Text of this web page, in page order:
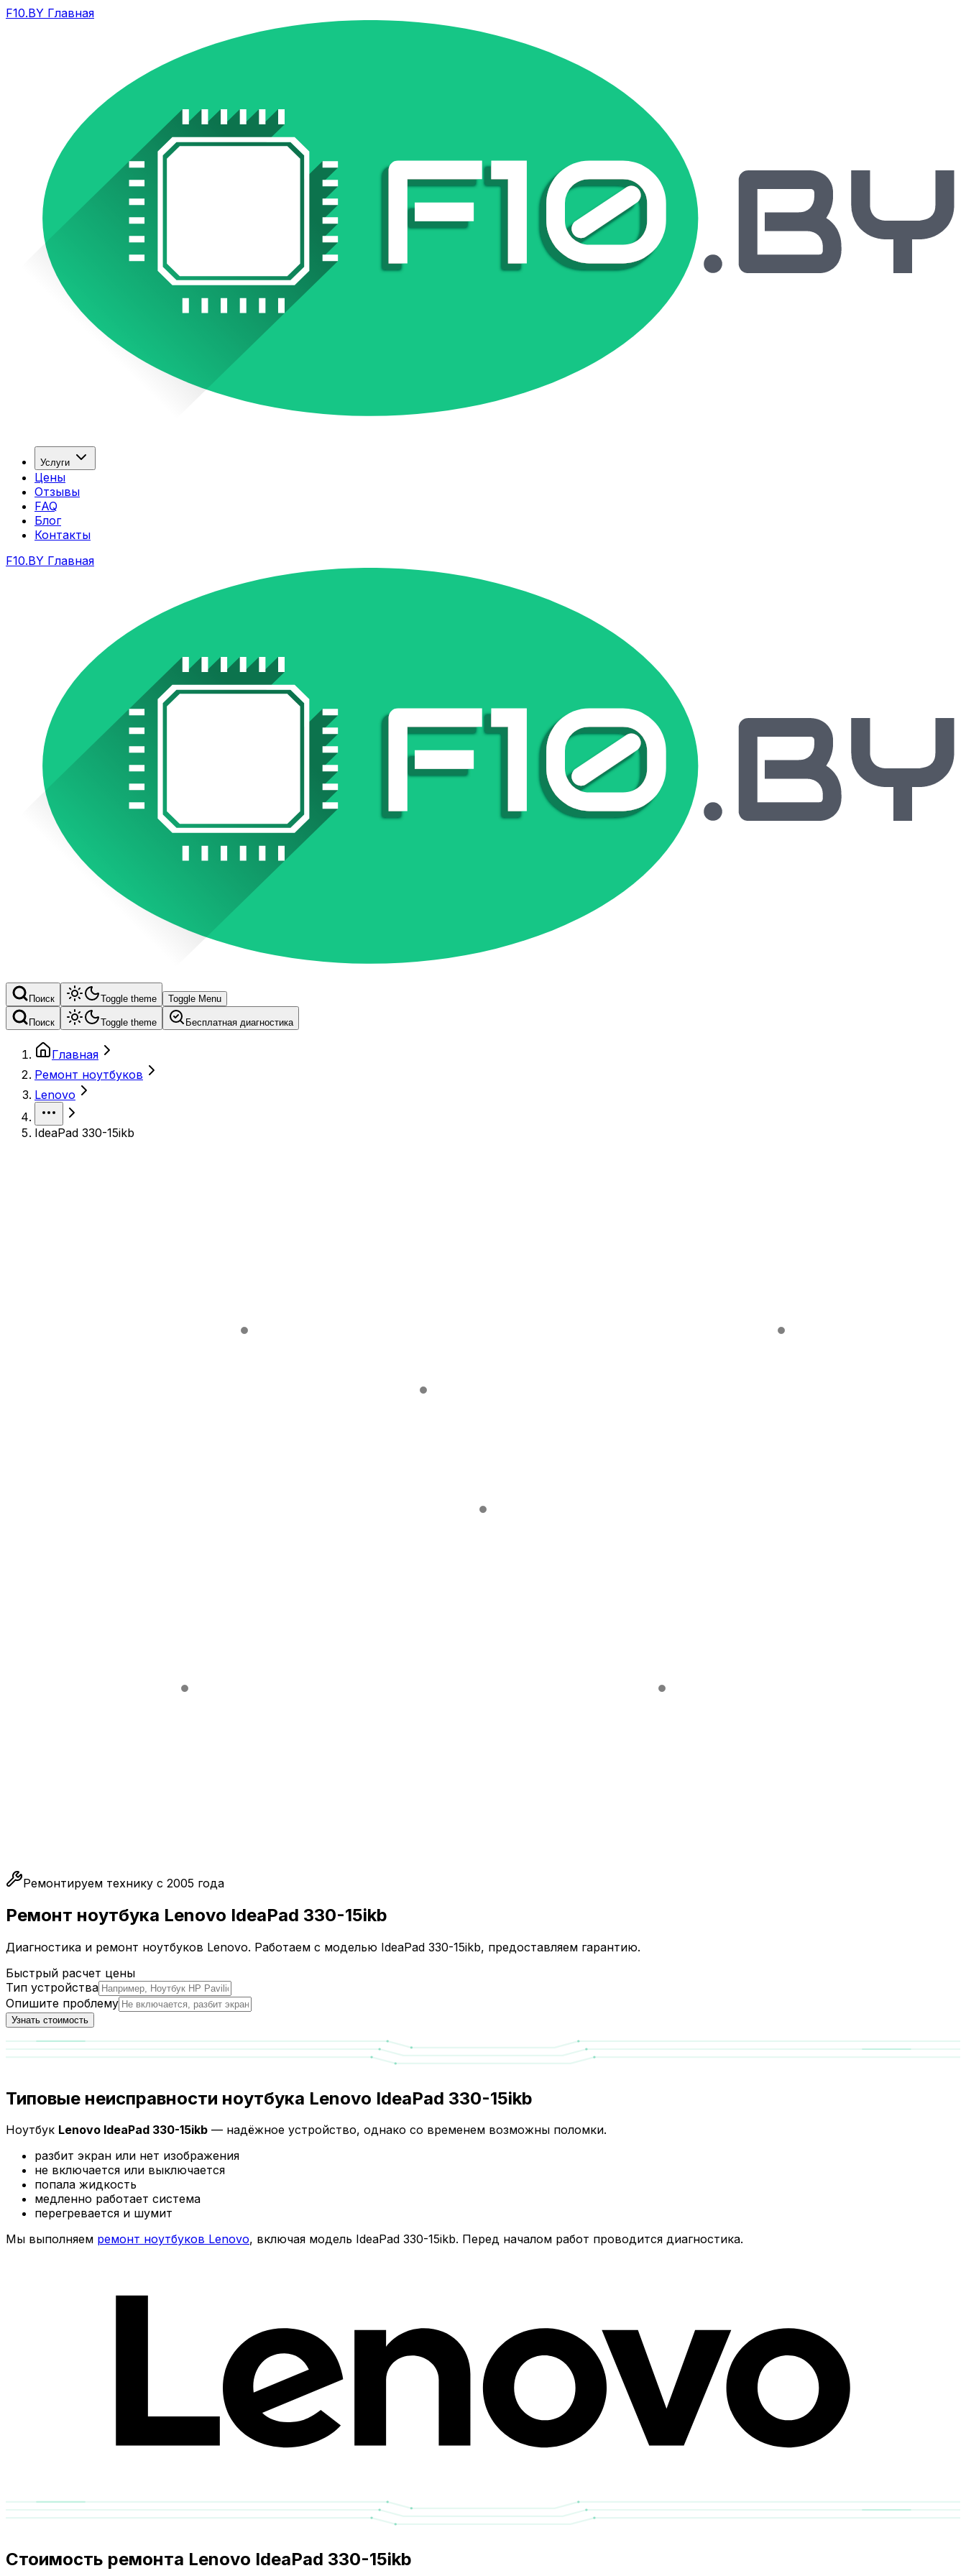
F10.BY Главная
Услуги
Цены
Отзывы
FAQ
Блог
Контакты
F10.BY Главная
Поиск Toggle theme Toggle Menu
Поиск Toggle theme Бесплатная диагностика
Главная
Ремонт ноутбуков
Lenovo
IdeaPad 330-15ikb
Ремонтируем технику с 2005 года
Ремонт ноутбука Lenovo IdeaPad 330-15ikb
Диагностика и ремонт ноутбуков Lenovo. Работаем с моделью IdeaPad 330-15ikb, предоставляем гарантию.
Быстрый расчет цены
Тип устройства
Опишите проблему
Узнать стоимость
Типовые неисправности ноутбука Lenovo IdeaPad 330-15ikb
Ноутбук Lenovo IdeaPad 330-15ikb — надёжное устройство, однако со временем возможны поломки.
разбит экран или нет изображения
не включается или выключается
попала жидкость
медленно работает система
перегревается и шумит
Мы выполняем ремонт ноутбуков Lenovo, включая модель IdeaPad 330-15ikb. Перед началом работ проводится диагностика.
Стоимость ремонта Lenovo IdeaPad 330-15ikb